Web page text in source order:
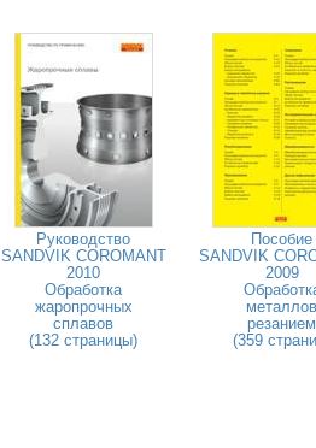
Руководство
SANDVIK COROMANT
2010
Обработка
жаропрочных
сплавов
(132 страницы)
Пособие
SANDVIK
2009
металлов
резанием
(359